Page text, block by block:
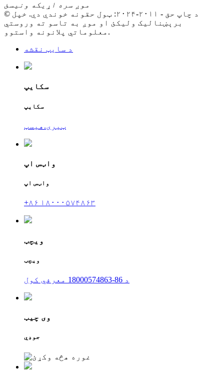
موږ سره اړیکه ونیسئ
© د چاپ حق - ۲۰۱۱-۲۰۲۴: ټول حقونه خوندي دي. خپل
برېښنالیک ولیکئ او موږ به تاسو ته وروستي
معلوماتي پلانونه واستوو.
د سایټ نقشه
سکایپ
سکایپ
ټیری.هیسټ
واټس اپ
واټس اپ
+۸۶ ۱۸۰۰۰۵۷۴۸۶۳
ویچټ
ویچټ
د 86-18000574863 معرفي کول
وی چیټ
جوډي